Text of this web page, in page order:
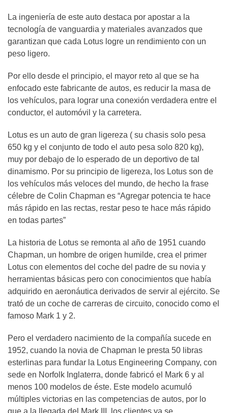
La ingeniería de este auto destaca por apostar a la
tecnología de vanguardia y materiales avanzados que
garantizan que cada Lotus logre un rendimiento con un
peso ligero.
Por ello desde el principio, el mayor reto al que se ha
enfocado este fabricante de autos, es reducir la masa de
los vehículos, para lograr una conexión verdadera entre el
conductor, el automóvil y la carretera.
Lotus es un auto de gran ligereza ( su chasis solo pesa
650 kg y el conjunto de todo el auto pesa solo 820 kg),
muy por debajo de lo esperado de un deportivo de tal
dinamismo. Por su principio de ligereza, los Lotus son de
los vehículos más veloces del mundo, de hecho la frase
célebre de Colin Chapman es “Agregar potencia te hace
más rápido en las rectas, restar peso te hace más rápido
en todas partes”
La historia de Lotus se remonta al año de 1951 cuando
Chapman, un hombre de origen humilde, crea el primer
Lotus con elementos del coche del padre de su novia y
herramientas básicas pero con conocimientos que había
adquirido en aeronáutica derivados de servir al ejército. Se
trató de un coche de carreras de circuito, conocido como el
famoso Mark 1 y 2.
Pero el verdadero nacimiento de la compañía sucede en
1952, cuando la novia de Chapman le presta 50 libras
esterlinas para fundar la Lotus Engineering Company, con
sede en Norfolk Inglaterra, donde fabricó el Mark 6 y al
menos 100 modelos de éste. Este modelo acumuló
múltiples victorias en las competencias de autos, por lo
que a la llegada del Mark III, los clientes ya se